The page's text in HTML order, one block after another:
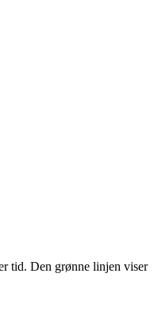
tid. Den grønne linjen viser